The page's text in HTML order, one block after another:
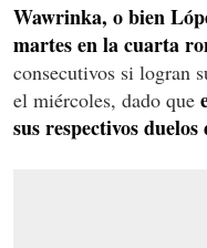
Wawrinka, o bien
martes en la cuarta
consecutivos si logran
el miércoles, dado que
sus respectivos